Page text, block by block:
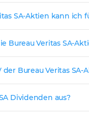
SA-Aktien kann ich
Bureau Veritas SA-
Bureau Veritas SA-
Dividenden aus?